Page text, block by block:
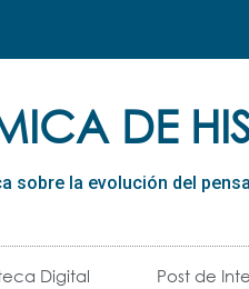
DE
sobre la evolución del
Digital Post de